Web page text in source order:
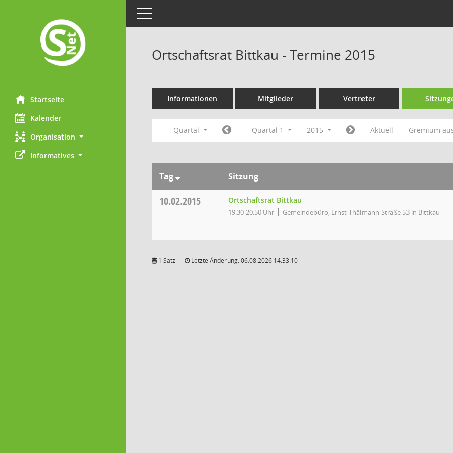
Startseite
Kalender
Organisation
Informatives
Toggle navigation
Ortschaftsrat Bittkau - Termine 2015
Informationen Mitglieder Vertreter
Quartal Quartal 1 2015 Aktuell Gremium
Tag Sitzung
10.02.2015 Ortschaftsrat Bittkau
19:30-20:50 Uhr Gemeindebüro, Ernst-Thälmann-Straße 53 in Bittkau
1 Satz Letzte Änderung: 06.08.2026 14:33:10